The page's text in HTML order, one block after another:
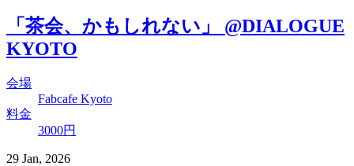
「茶会、かもしれない」 @DIALOGUE
KYOTO
会場
Fabcafe Kyoto
料金
3000円
29 Jan, 2026